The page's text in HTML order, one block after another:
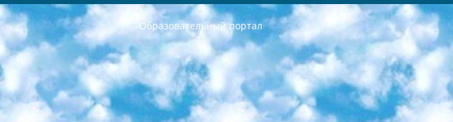
Образовательный портал
РЕСПУБЛИКА УЗБЕКИСТАН МИНИСТРЕРСТВО ДОШКОЛЬНОГО И ШКОЛЬНОГО ОБРАЗОВАНИЯ КОМАНДА в общеобразовательных учреждениях в 2023-2024 учебном году организация и проведение итоговой государственной аттестации обучающихся о Министра дошкольного и школьного образования Республики Узбекистан от 4 марта 2008 года (постановлением Минюста от 20 марта 2008 года № 1778 государственной регистрации) «Итоговое состояние учащихся общего среднего образования на основании положения об утверждении положения об аттестации общего среднего образования выпускной экзамен студентов в образовательных учреждениях в 2023-2024 учебном году В целях организации и прохождения аттестации приказываю: 1. Следующее: перечень предметов, по которым будет проводиться итоговая государственная аттестация и экзамен формы перевода согласно приложению 1; сертификаты международного образца, оценивающие уровень владения иностранными языками перечень согласно приложению 2; 2. Педагогический при специализированных образовательных учреждениях. научно-практический центр квалификации и международной оценки (Д.Давидова) 2024 г. До 25 марта: задания по предметам, по которым будет проводиться итоговая аттестация разработка и утверждение технических условий; итоговая аттестация на основании разработанного предметного задания разработка вопросов по предметам (устно и письменно), экзамен передача; общеобразовательные средние школы и специальные учебные заведения учащиеся выпускных классов школ и интернатов в агентской системе подготовка базы данных экзаменационных материалов и критериев оценки; перевод базы экзаменационных материалов на все языки обучения подать в Республиканский образовательный центр для изготовления; варианты экзаменов на основе разработанных контрольных материалов пусть будут поставлены задачи формирования. 3. Республиканский образовательный центр (Ш.Худайкулов) до 5 апреля 2024 года. до: база данных предоставленных экзаменационных материалов на все языки обучения перевод и экспертиза; для слепых, слабовидящих, глухих, слабослышащих и умственно отсталых детей учащиеся выпускных классов специализированных школ и школ-интернатов база данных экзаменационных материалов на всех преподаваемых языках подготовка критериев оценки; специализированные школы для умственно отсталых детей и технологии для учащихся выпускных классов школ-интернатов разработка соответствующих рекомендаций и критериев проведения ЕГЭ по естествознанию давать задания. 4. Педагогический при специализированных образовательных учреждениях. Научно-практический центр навыков и международной оценки (Д.Давидова), Республика образовательный центр (Худайкулов Ш.) итоговый государственный аттестационный экзамен ориентирован на творческое и логическое мышление при подготовке базы материалов учитывать введение заданий. 5. Следует отметить, что: сертификат государственного образца о знании общеобразовательного предмета и как минимум национальный уровень B1 по предметам на иностранных языках, указанным в Приложении 2. или международно признанный сертификат эквивалентного уровня студенты, изучающие определенный предмет, освобождаются от экзамена; по соответствующим предметам запланирована итоговая государственная аттестация за день до дня, путем жеребьевки Рабочей группой (в письменной форме по предметам, проводимым в форме) из числа сформированных вариантов выбрано 2 варианта; 2 выбранных варианта экзамена анонсированы на официальном сайте министерства и все выпускники по всей стране на основе этих вариантов проводит итоговую государственную аттестацию. 6. Государственное образование учащихся средних общеобразовательных учреждений. знания в соответствии с квалификационными требованиями, которые необходимо приобрести на основании стандартов итоговый (выпускной) контроль для 9 и 11 классов в целях тестирования Экзамены (далее – экзамены) состоят из предметов, перечисленных в приложении 1. будет сделано. 7. Экзамены пройдут с 26 мая по 15 июня 2024 г. (кроме науки физического воспитания). 8. Физическая для учащихся 9 классов общесредних образовательных учреждений. Экзамены по предмету «Образование, квалификация медицина» 1-6 мая 2024 года. сотрудники перевести под присмотр (с отклонениями в физическом или умственном развитии) специализированная школа для детей, школы-интернаты и со сколиозом школы-интернаты санаторного типа для больных детей исключены). 9. Он был слепым, слабовидящим и имел нарушения опорно-двигательного аппарата. экзамены в специализированных школах и интернатах для детей должны проводиться исходя из требований, предъявляемых к общеобразовательным учреждениям (физкультура кроме науки). 10. Специализированная школа для глухих и слабослышащих детей. и экзамены